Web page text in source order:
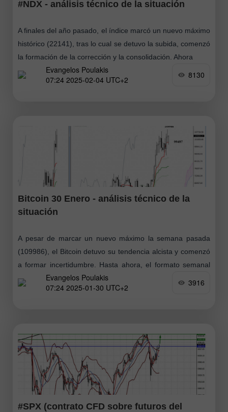
#NDX - análisis técnico de la situación
A finales del año pasado, el índice marcó un nuevo máximo
histórico (22141), tras lo cual se detuvo la subida, comenzó
la formación de la corrección y la consolidación. Ahora
Evangelos Poulakis
07:24 2025-02-04 UTC+2
8130
Bitcoin 30 Enero - análisis técnico de la
situación
A pesar de marcar un nuevo máximo la semana pasada
(109986), el Bitcoin detuvo su tendencia alcista y comenzó
a formar incertidumbre. Hasta ahora, el formato semanal
ha proyectadoEvangelos Poulakis
07:24 2025-01-30 UTC+2
3916
#SPX (contrato CFD sobre futuros del